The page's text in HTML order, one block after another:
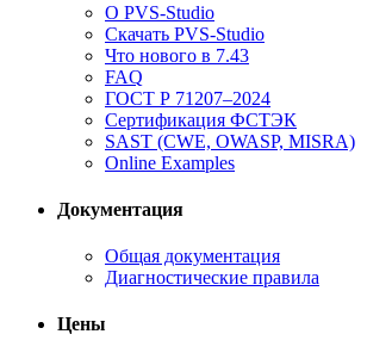
О PVS-Studio
Скачать PVS-Studio
Что нового в 7.43
FAQ
ГОСТ Р 71207–2024
Сертификация ФСТЭК
SAST (CWE, OWASP, MISRA)
Online Examples
Документация
Общая документация
Диагностические правила
Цены